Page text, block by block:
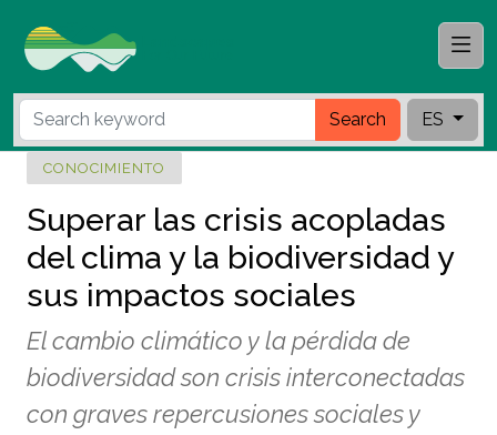
Search ES
CONOCIMIENTO
Superar las crisis acopladas
del clima y la biodiversidad y
sus impactos sociales
El cambio climático y la pérdida de
biodiversidad son crisis interconectadas
con graves repercusiones sociales y